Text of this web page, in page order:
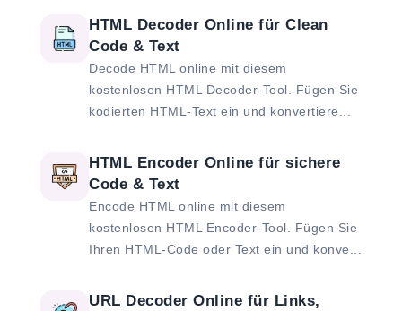
HTML Decoder Online für Clean
Code & Text
Decode HTML online mit diesem
kostenlosen HTML Decoder-Tool. Fügen Sie
kodierten HTML-Text ein und konvertiere...
HTML Encoder Online für sichere
Code & Text
Encode HTML online mit diesem
kostenlosen HTML Encoder-Tool. Fügen Sie
Ihren HTML-Code oder Text ein und konve...
URL Decoder Online für Links,